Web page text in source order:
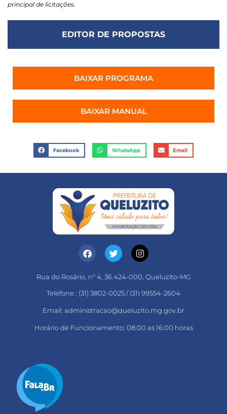
principal de licitações.
EDITOR DE PROPOSTAS
BAIXAR PROGRAMA
BAIXAR MANUAL
Facebook WhatsApp Email
Rua do Rosário, nº 4, 36.424-000, Queluzito-MG
Telefone.: (31) 3802-0025 / (31) 99554-2604
Email: administracao@queluzito.mg.gov.br
Horário de Funcionamento: 08:00 as 16:00 horas